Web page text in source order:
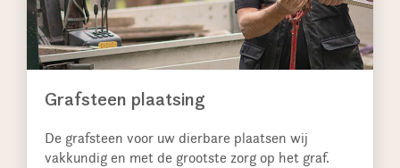
Grafsteen plaatsing
De grafsteen voor uw dierbare plaatsen wij
vakkundig en met de grootste zorg op het graf.